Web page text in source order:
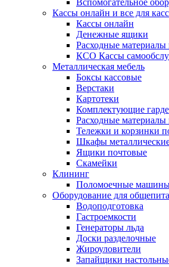
Вспомогательное
Кассы онлайн и все для
Кассы онлайн
Денежные ящики
Расходные
КСО Кассы
Металлическая мебель
Боксы кассовые
Верстаки
Картотеки
Комплектующие
Расходные
Тележки и корзинки
Шкафы
Ящики почтовые
Скамейки
Клининг
Поломоечные
Оборудование для общепита
Водоподготовка
Гастроемкости
Генераторы льда
Доски разделочные
Жироуловители
Запайщики